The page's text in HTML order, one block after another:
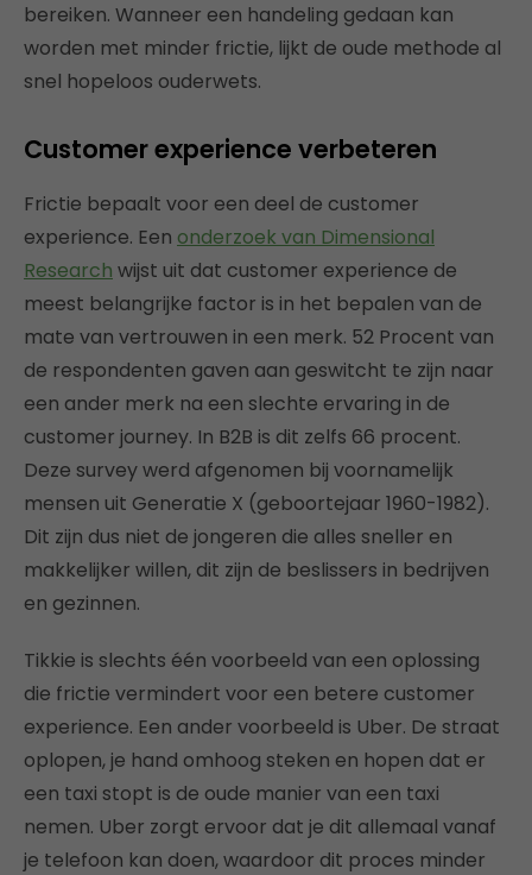
bereiken. Wanneer een handeling gedaan kan
worden met minder frictie, lijkt de oude methode al
snel hopeloos ouderwets.
Customer experience verbeteren
Frictie bepaalt voor een deel de customer
experience. Een onderzoek van Dimensional
Research wijst uit dat customer experience de
meest belangrijke factor is in het bepalen van de
mate van vertrouwen in een merk. 52 Procent van
de respondenten gaven aan geswitcht te zijn naar
een ander merk na een slechte ervaring in de
customer journey. In B2B is dit zelfs 66 procent.
Deze survey werd afgenomen bij voornamelijk
mensen uit Generatie X (geboortejaar 1960-1982).
Dit zijn dus niet de jongeren die alles sneller en
makkelijker willen, dit zijn de beslissers in bedrijven
en gezinnen.
Tikkie is slechts één voorbeeld van een oplossing
die frictie vermindert voor een betere customer
experience. Een ander voorbeeld is Uber. De straat
oplopen, je hand omhoog steken en hopen dat er
een taxi stopt is de oude manier van een taxi
nemen. Uber zorgt ervoor dat je dit allemaal vanaf
je telefoon kan doen, waardoor dit proces minder